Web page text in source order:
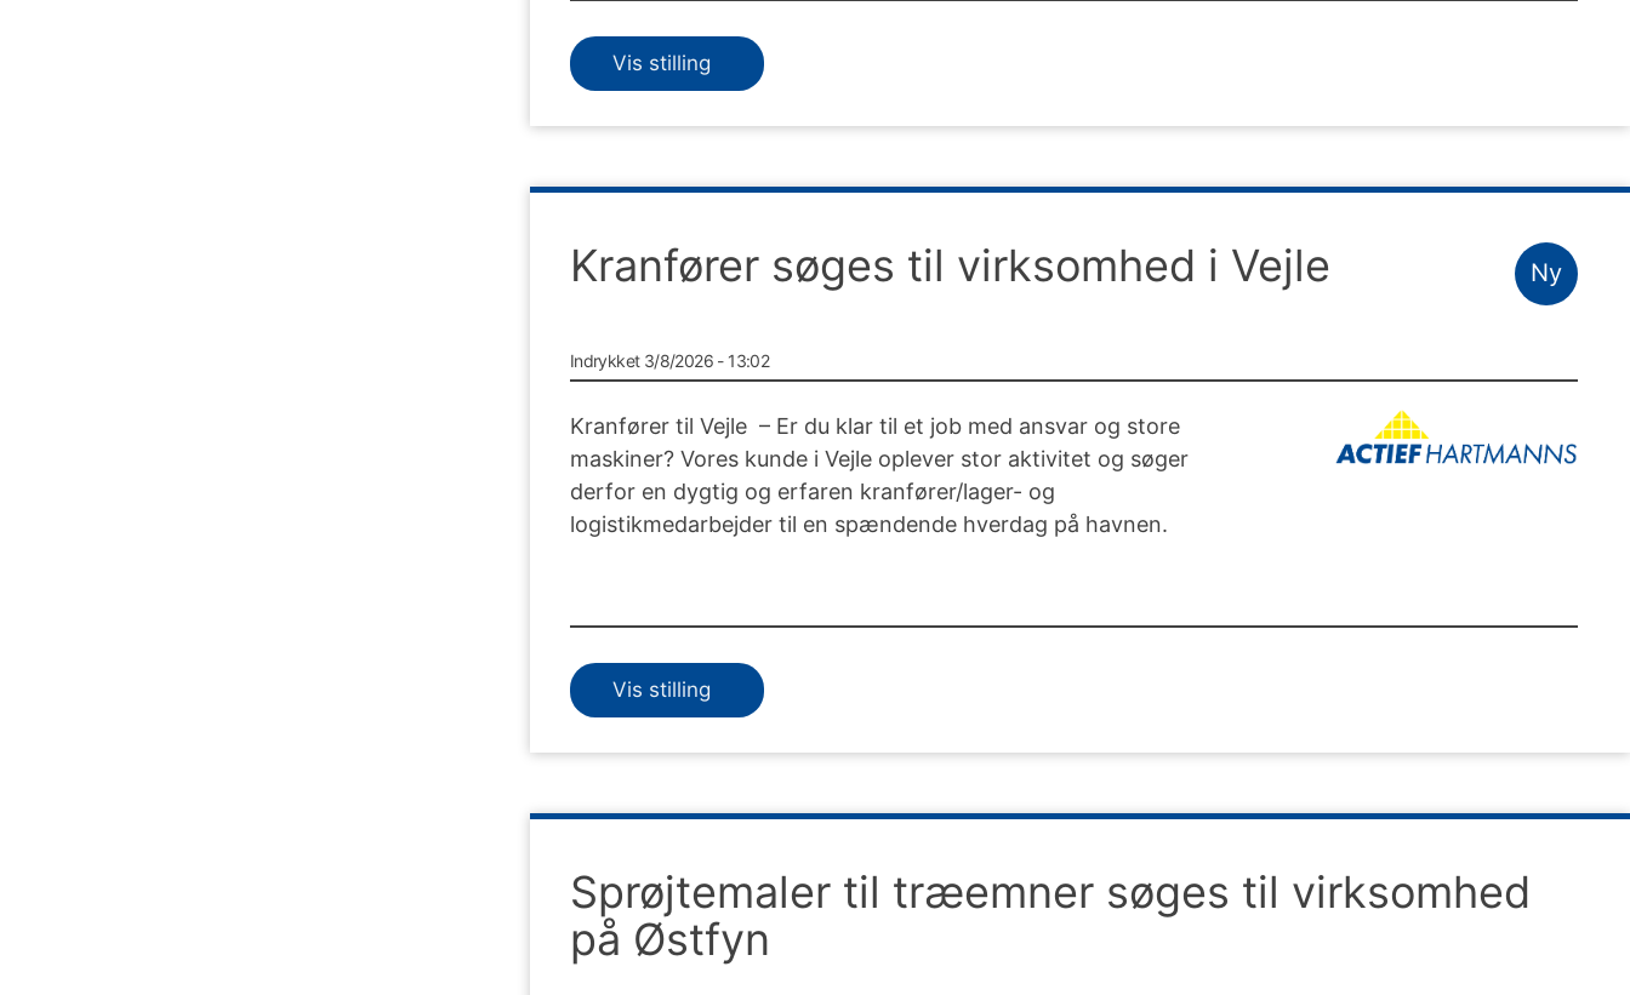
Vis stilling
Kranfører søges til virksomhed i Vejle Ny
Indrykket 3/8/2026 - 13:02
Kranfører til Vejle – Er du klar til et job med ansvar og store
maskiner? Vores kunde i Vejle oplever stor aktivitet og søger
derfor en dygtig og erfaren kranfører/lager- og
logistikmedarbejder til en spændende hverdag på havnen.
Vis stilling
Sprøjtemaler til træemner søges til virksomhed
på Østfyn